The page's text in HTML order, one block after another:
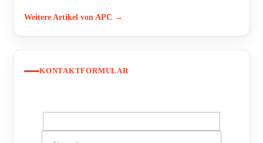
Weitere Artikel von APC →
KONTAKTFORMULAR